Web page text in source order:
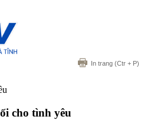
In trang (Ctr + P)
cho tình yêu